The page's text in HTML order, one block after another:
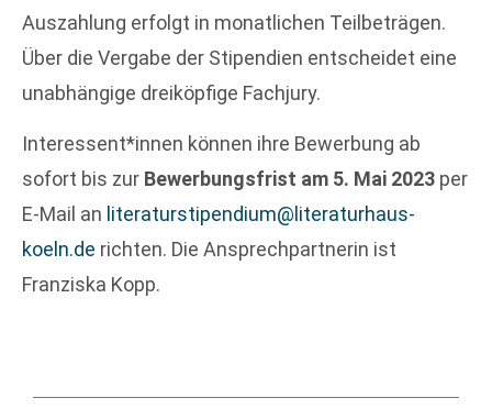
Auszahlung erfolgt in monatlichen Teilbeträgen.
Über die Vergabe der Stipendien entscheidet eine
unabhängige dreiköpfige Fachjury.
Interessent*innen können ihre Bewerbung ab
sofort bis zur Bewerbungsfrist am 5. Mai 2023 per
E-Mail an literaturstipendium@literaturhaus-
koeln.de richten. Die Ansprechpartnerin ist
Franziska Kopp.